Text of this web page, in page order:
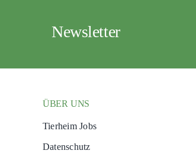
Newsletter
ÜBER UNS
Tierheim Jobs
Datenschutz